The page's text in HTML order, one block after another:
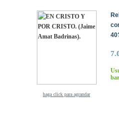
haga click para agrandar